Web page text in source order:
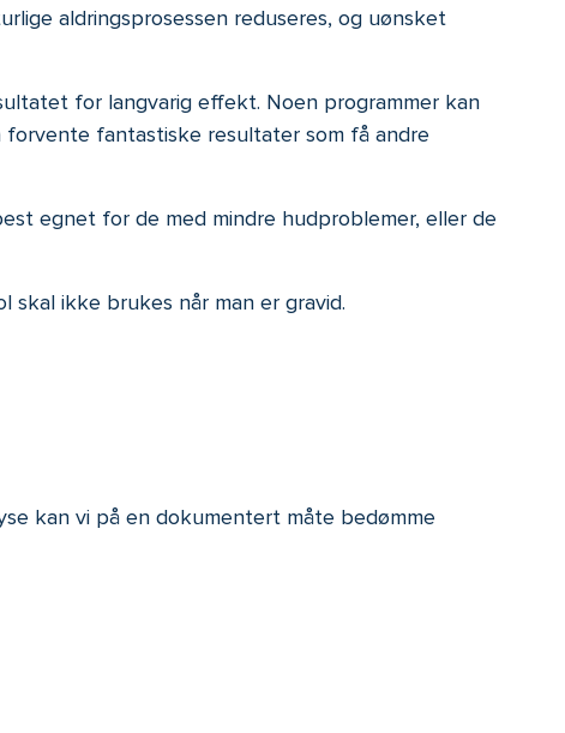
aldringsprosessen reduseres, og uønsket
for langvarig effekt. Noen programmer kan
fantastiske resultater som få andre
egnet for de med mindre hudproblemer, eller de
ikke brukes når man er gravid.
kan vi på en dokumentert måte bedømme